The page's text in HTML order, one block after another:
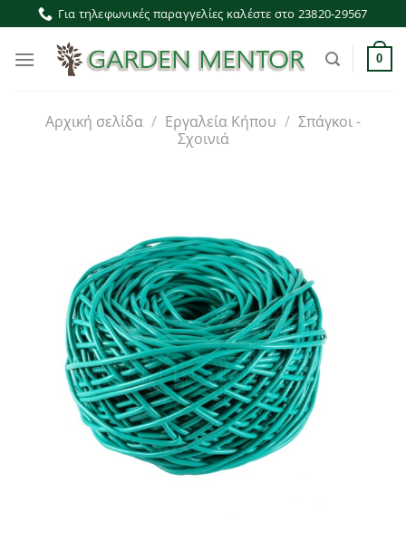
Μετάβαση
στο
περιεχόμενο
Για τηλεφωνικές παραγγελίες καλέστε στο 23820-29567
0
Αρχική σελίδα / Εργαλεία Κήπου / Σπάγκοι -
Σχοινιά